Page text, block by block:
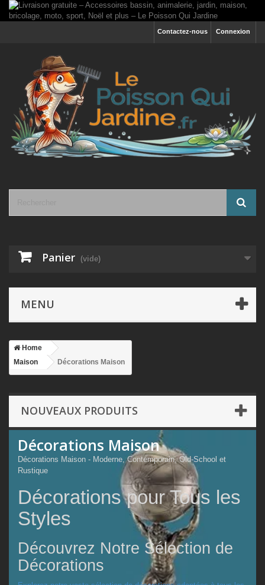
Connexion
Contactez-nous
Panier (vide)
MENU
Home
Maison
Décorations Maison
NOUVEAUX PRODUITS
Décorations Maison
Décorations Maison - Moderne, Contemporain, Old-School et
Rustique
Décorations pour Tous les
Styles
Découvrez Notre Sélection de
Décorations